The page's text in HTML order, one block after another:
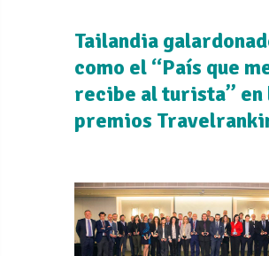
Tailandia
como el “País que
recibe al turista” en
premios